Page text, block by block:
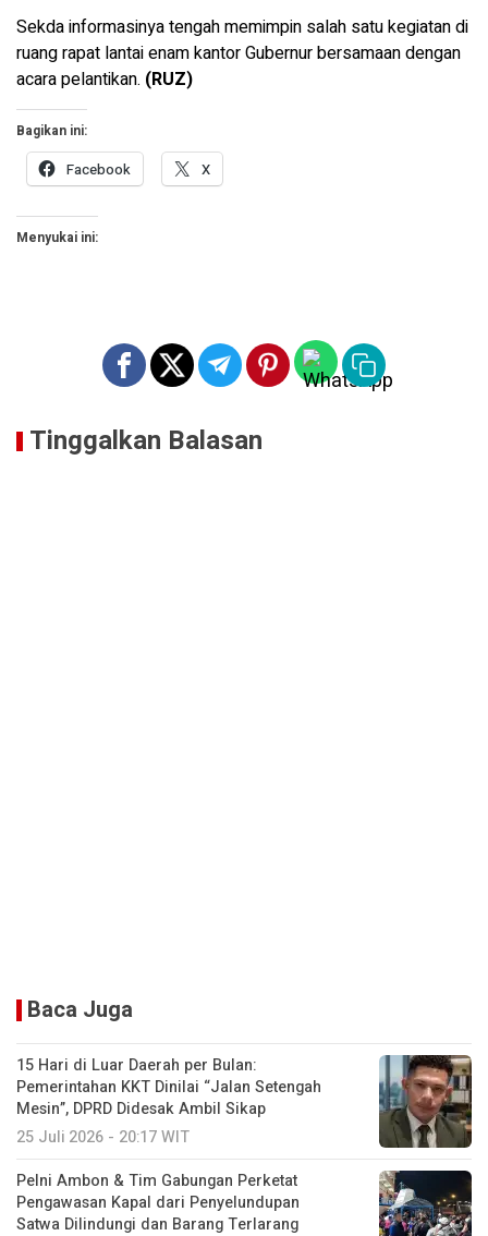
Sekda informasinya tengah memimpin salah satu kegiatan di
ruang rapat lantai enam kantor Gubernur bersamaan dengan
acara pelantikan. (RUZ)
Bagikan ini:
Facebook X
Menyukai ini:
Tinggalkan Balasan
Baca Juga
15 Hari di Luar Daerah per Bulan:
Pemerintahan KKT Dinilai “Jalan Setengah
Mesin”, DPRD Didesak Ambil Sikap
25 Juli 2026 - 20:17 WIT
Pelni Ambon & Tim Gabungan Perketat
Pengawasan Kapal dari Penyelundupan
Satwa Dilindungi dan Barang Terlarang